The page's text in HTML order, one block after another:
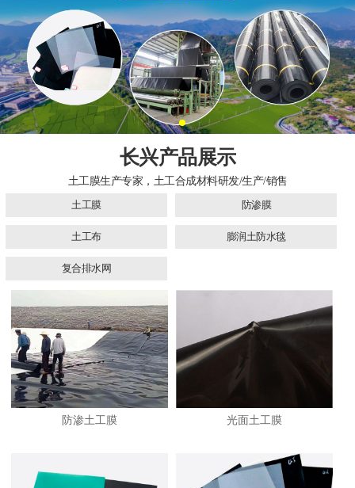
长兴产品展示
土工膜生产专家，土工合成材料研发/生产/销售
土工膜
防渗膜
土工布 膨润土防水毯
复合排水网
防渗土工膜 光面土工膜